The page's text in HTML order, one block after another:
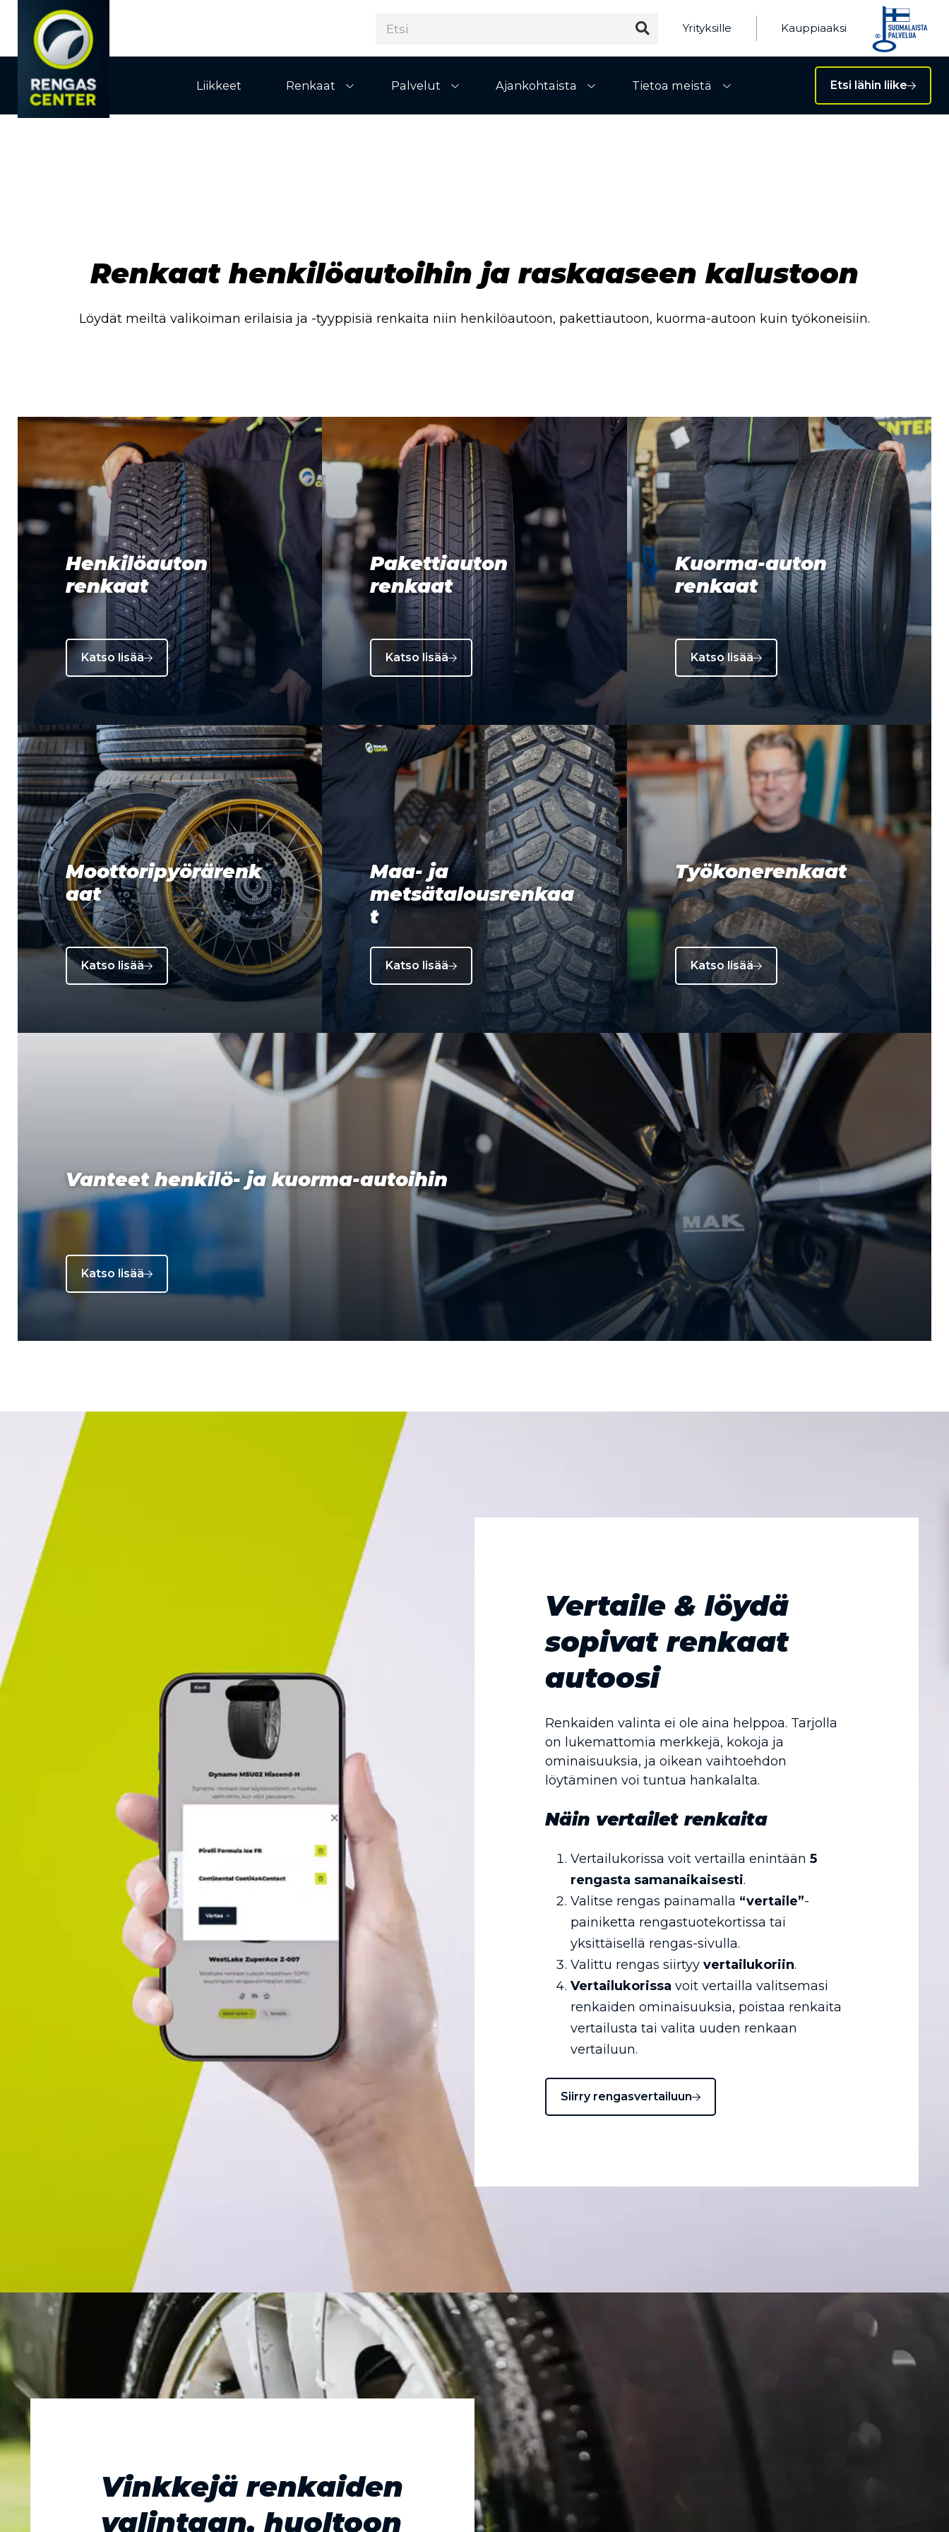
Yrityksille Kauppiaaksi
Liikkeet Renkaat
Avaa alivalikko
Palvelut
Avaa alivalikko
Ajankohtaista
Avaa alivalikko
Tietoa meistä Etsi lähin liike
Renkaat henkilöautoihin ja raskaaseen kalustoon
Löydät meiltä valikoiman erilaisia ja -tyyppisiä renkaita niin henkilöautoon, pakettiautoon, kuorma-autoon kuin työkoneisiin.
Henkilöauton
renkaat
Katso lisää
Pakettiauton
renkaat
Katso lisää
Kuorma-auton
renkaat
Katso lisää
Moottoripyörärenk
aat
Katso lisää
Maa- ja
metsätalousrenkaa
t
Katso lisää
Työkonerenkaat
Katso lisää
Vanteet henkilö- ja kuorma-autoihin
Katso lisää
Vertaile & löydä
sopivat renkaat
autoosi
Renkaiden valinta ei ole aina helppoa. Tarjolla
on lukemattomia merkkejä, kokoja ja
ominaisuuksia, ja oikean vaihtoehdon
löytäminen voi tuntua hankalalta.
Näin vertailet renkaita
Vertailukorissa voit vertailla enintään 5
rengasta samanaikaisesti.
Valitse rengas painamalla “vertaile”-
painiketta rengastuotekortissa tai
yksittäisellä rengas-sivulla.
Valittu rengas siirtyy vertailukoriin.
Vertailukorissa voit vertailla valitsemasi
renkaiden ominaisuuksia, poistaa renkaita
vertailusta tai valita uuden renkaan
vertailuun.
Siirry rengasvertailuun
Vinkkejä renkaiden
valintaan, huoltoon